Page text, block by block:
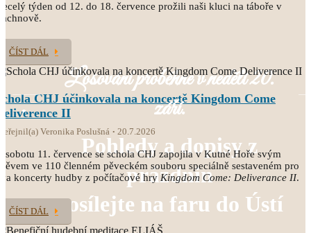
Losování proběhne v neděli 20.
září.
Pohledy a dopisy z
prázdnin
posílejte na faru do Ústí
týden od 12. do 18. července prožili naši kluci na táboře v
ČÍST DÁL
CHJ účinkovala na koncertě Kingdom Come
II
Veronika Poslušná 20.7.2026
sobotu 11. července se schola CHJ zapojila v Kutné Hoře svým
ve 110 členném pěveckém souboru speciálně sestaveném pro
koncerty hudby z počítačové hry Kingdom Come: Deliverance II.
ČÍST DÁL